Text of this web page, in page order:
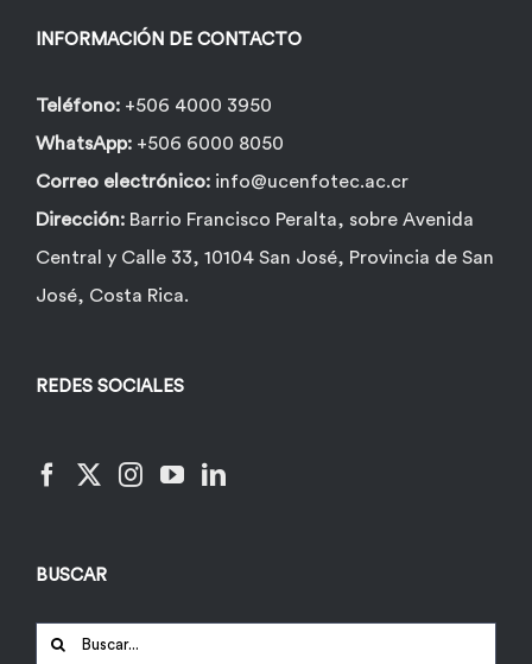
INFORMACIÓN DE CONTACTO
Teléfono: +506 4000 3950
WhatsApp: +506 6000 8050
Correo electrónico: info@ucenfotec.ac.cr
Dirección: Barrio Francisco Peralta, sobre Avenida
Central y Calle 33, 10104 San José, Provincia de San
José, Costa Rica.
REDES SOCIALES
BUSCAR
Buscar: